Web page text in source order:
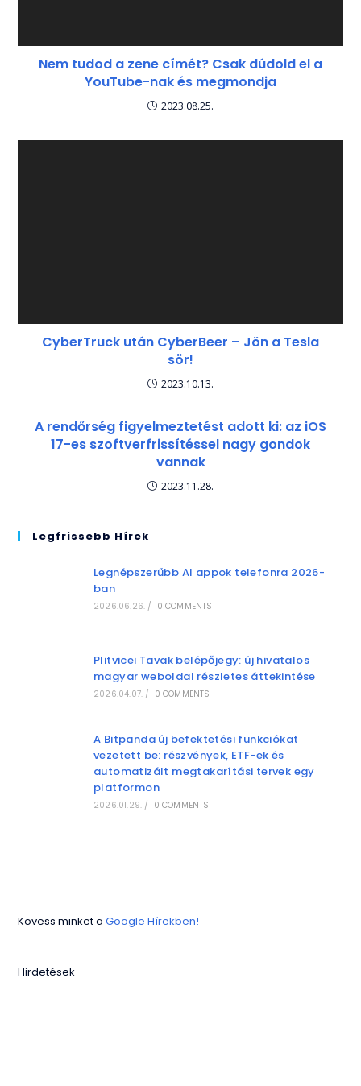
Nem tudod a zene címét? Csak dúdold el a
YouTube-nak és megmondja
2023.08.25.
CyberTruck után CyberBeer – Jön a Tesla
sör!
2023.10.13.
A rendőrség figyelmeztetést adott ki: az iOS
17-es szoftverfrissítéssel nagy gondok
vannak
2023.11.28.
Legfrissebb Hírek
Legnépszerűbb AI appok telefonra 2026-
ban
2026.06.26. / 0 COMMENTS
Plitvicei Tavak belépőjegy: új hivatalos
magyar weboldal részletes áttekintése
2026.04.07. / 0 COMMENTS
A Bitpanda új befektetési funkciókat
vezetett be: részvények, ETF-ek és
automatizált megtakarítási tervek egy
platformon
2026.01.29. / 0 COMMENTS
Kövess minket aGoogle Hírekben!
Hirdetések